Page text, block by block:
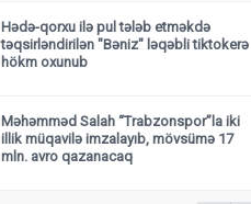
Hədə-qorxu ilə pul tələb etməkdə
təqsirləndirilən "Bəniz" ləqəbli tiktokerə
hökm oxunub
Məhəmməd Salah “Trabzonspor”la iki
illik müqavilə imzalayıb, mövsümə 17
mln. avro qazanacaq